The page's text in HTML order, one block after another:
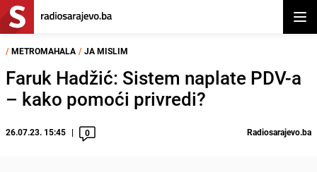
/ METROMAHALA / JA MISLIM
Faruk Hadžić: Sistem naplate PDV-a
– kako pomoći privredi?
26.07.23. 15:45 0 Radiosarajevo.ba